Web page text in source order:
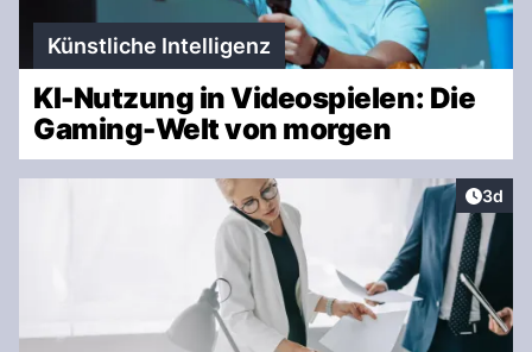
Künstliche Intelligenz
KI-Nutzung in Videospielen: Die
Gaming-Welt von morgen
3d